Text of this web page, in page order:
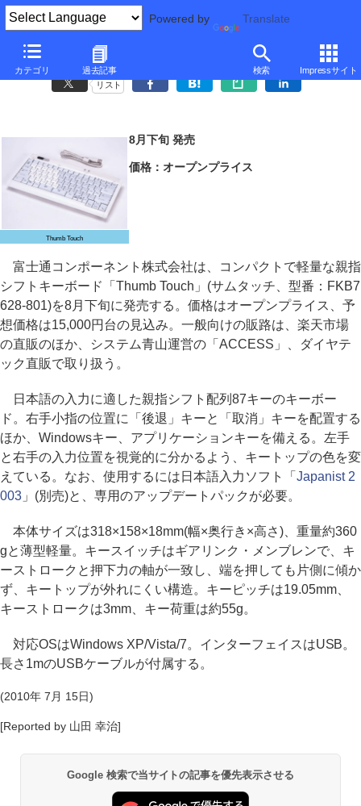
Powered by Translate
カテゴリ 過去記事 検索 Impressサイト
富士通コンポーネント、薄型軽量の親指シフトキーボード
リスト
Thumb Touch
8月下旬 発売
価格：オープンプライス
富士通コンポーネント株式会社は、コンパクトで軽量な親指
シフトキーボード「Thumb Touch」(サムタッチ、型番：FKB7
628-801)を8月下旬に発売する。価格はオープンプライス、予
想価格は15,000円台の見込み。一般向けの販路は、楽天市場
の直販のほか、システム青山運営の「ACCESS」、ダイヤテ
ック直販で取り扱う。
日本語の入力に適した親指シフト配列87キーのキーボー
ド。右手小指の位置に「後退」キーと「取消」キーを配置する
ほか、Windowsキー、アプリケーションキーを備える。左手
と右手の入力位置を視覚的に分かるよう、キートップの色を変
えている。なお、使用するには日本語入力ソフト「 Japanist 2
003」(別売)と、専用のアップデートパックが必要。
本体サイズは318×158×18mm(幅×奥行き×高さ)、重量約360
gと薄型軽量。キースイッチはギアリンク・メンブレンで、キ
ーストロークと押下力の軸が一致し、端を押しても片側に傾か
ず、キートップが外れにくい構造。キーピッチは19.05mm、
キーストロークは3mm、キー荷重は約55g。
対応OSはWindows XP/Vista/7。インターフェイスはUSB。
長さ1mのUSBケーブルが付属する。
(2010年 7月 15日)
[Reported by 山田 幸治]
Google 検索で当サイトの記事を優先表示させる